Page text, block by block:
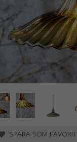
SPARA SOM FAVORIT